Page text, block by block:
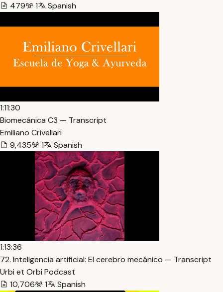
479
1 Spanish
1:11:30
Biomecánica C3 — Transcript
Emiliano Crivellari
9,435
1 Spanish
1:13:36
72. Inteligencia artificial: El cerebro mecánico — Transcript
Urbi et Orbi Podcast
10,706
1 Spanish